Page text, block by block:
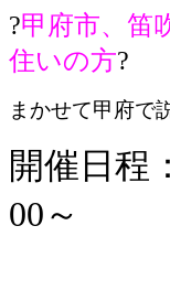
?甲府市、笛
住いの方?
まかせて甲府で
開催日程
00～
3月